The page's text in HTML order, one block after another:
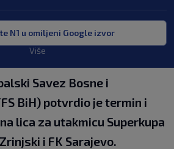
N1 u omiljeni Google izvor
Više
Savez Bosne i
BiH) potvrdio je termin i
lica za utakmicu Superkupa
i FK Sarajevo.